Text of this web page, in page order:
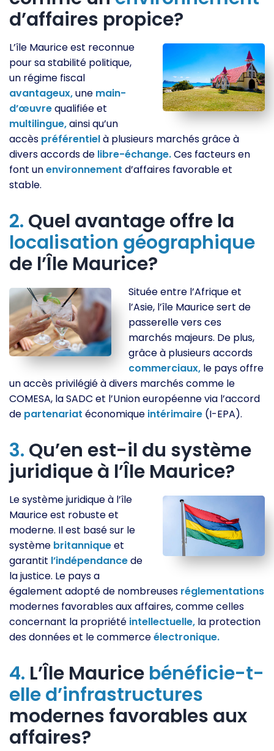
d’affaires propice?
L’île Maurice est reconnue
pour sa stabilité politique,
un régime fiscal
avantageux,une main-
d’œuvrequalifiée et
multilingue,ainsi qu’un
accès préférentielà plusieurs marchés grâce à
divers accords de libre-échange.Ces facteurs en
font unenvironnement d’affaires favorable et
stable.
2. Quel avantage offre la
localisation géographique
de l’Île Maurice?
Située entre l’Afrique et
l’Asie, l’île Maurice sert de
passerelle vers ces
marchés majeurs. De plus,
grâce à plusieurs accords
commerciaux, le pays offre
un accès privilégié à divers marchés comme le
COMESA, la SADC et l’Union européenne via l’accord
de partenariat économique intérimaire (I-EPA).
3. Qu’en est-il du système
juridique à l’Île Maurice?
Le système juridique à l’île
Maurice est robuste et
moderne. Il est basé sur le
système britanniqueet
garantit l’indépendancede
la justice. Le pays a
également adopté de nombreuses réglementations
modernes favorables aux affaires, comme celles
concernant la propriété intellectuelle, la protection
des données et le commerceélectronique.
4. L’Île Maurice bénéficie-t-
elled’infrastructures
modernes favorables aux
affaires?